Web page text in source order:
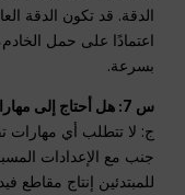
اعتمادًا على حمل
بسرعة.
س 7: هل أحتاج إلى مهارات تقنية لاستخدام Sora 2؟
للمبتدئين إنتاج مقاطع